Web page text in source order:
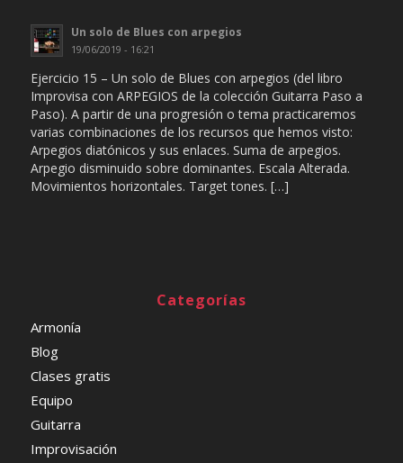
Un solo de Blues con arpegios
19/06/2019 - 16:21
Ejercicio 15 – Un solo de Blues con arpegios (del libro
Improvisa con ARPEGIOS de la colección Guitarra Paso a
Paso). A partir de una progresión o tema practicaremos
varias combinaciones de los recursos que hemos visto:
Arpegios diatónicos y sus enlaces. Suma de arpegios.
Arpegio disminuido sobre dominantes. Escala Alterada.
Movimientos horizontales. Target tones. […]
Categorías
Armonía
Blog
Clases gratis
Equipo
Guitarra
Improvisación